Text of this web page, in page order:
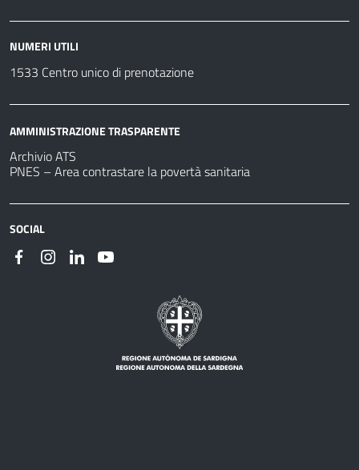
NUMERI UTILI
1533 Centro unico di prenotazione
AMMINISTRAZIONE TRASPARENTE
Archivio ATS
PNES – Area contrastare la povertà sanitaria
SOCIAL